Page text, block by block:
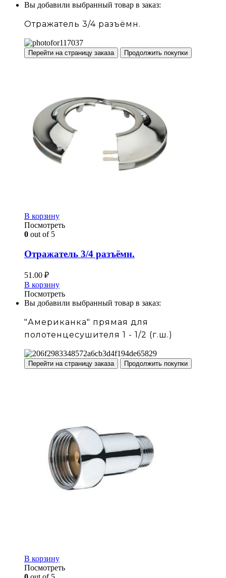
Вы добавили выбранный товар в заказ:
Отражатель 3/4 разъёмн.
Перейти на страницу заказа Продолжить покупки
В корзину
Посмотреть
0 out of 5
Отражатель 3/4 разъёмн.
51.00 ₽
В корзину
Посмотреть
Вы добавили выбранный товар в заказ:
"Американка" прямая для
полотенцесушителя 1 - 1/2 (г.ш.)
Перейти на страницу заказа Продолжить покупки
В корзину
Посмотреть